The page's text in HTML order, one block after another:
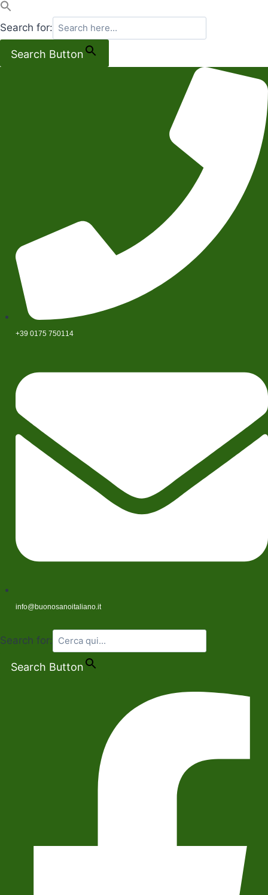
Search for:
Search Button
+39 0175 750114
info@buonosanoitaliano.it
Search for:
Search Button